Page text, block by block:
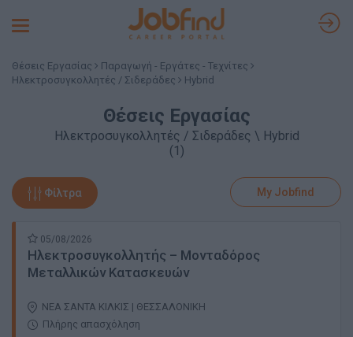
Toggle
Θέσεις Εργασίας
Παραγωγή - Εργάτες - Τεχνίτες
Ηλεκτροσυγκολλητές / Σιδεράδες
Hybrid
Θέσεις Εργασίας
Ηλεκτροσυγκολλητές / Σιδεράδες \ Hybrid
(1)
Φίλτρα My Jobfind
05/08/2026
Ηλεκτροσυγκολλητής – Μονταδόρος
Μεταλλικών Κατασκευών
ΝΕΑ ΣΑΝΤΑ ΚΙΛΚΙΣ | ΘΕΣΣΑΛΟΝΙΚΗ
Πλήρης απασχόληση